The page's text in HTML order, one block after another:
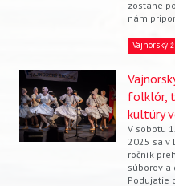
zostane
nám
Vajnorský
folklór,
kultúry
V sobotu
2025 sa v
ročník
súborov a
Podujatie